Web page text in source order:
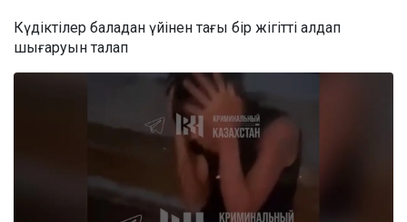
Күдіктілер баладан үйінен тағы бір жігітті алдап
шығаруын талап